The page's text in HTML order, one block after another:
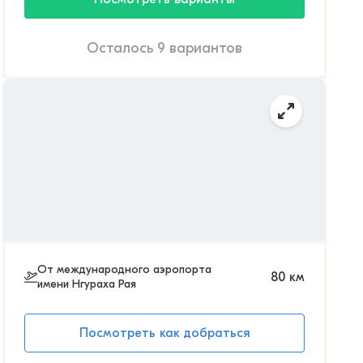
Осталось 9 вариантов
От международного аэропорта
имени Нгураха Рая
80 км
Посмотреть как добраться